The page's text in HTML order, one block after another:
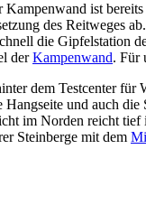
ist
des Reitweges
die Gipfelstation
derKampenwand. Für
dem Testcenter für
und auch
im Norden reicht
Steinberge mit dem